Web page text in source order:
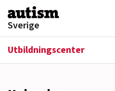
Hoppa till innehåll
Sverige
Utbildningscenter